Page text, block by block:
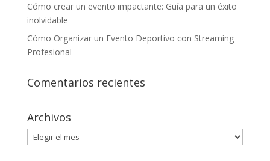
Cómo crear un evento impactante: Guía para un éxito
inolvidable
Cómo Organizar un Evento Deportivo con Streaming
Profesional
Comentarios recientes
Archivos
Archivos